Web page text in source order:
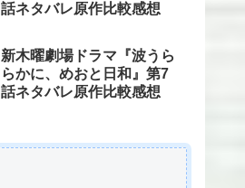
話ネタバレ原作比較感想
新木曜劇場ドラマ『波うら
らかに、めおと日和』第7
話ネタバレ原作比較感想